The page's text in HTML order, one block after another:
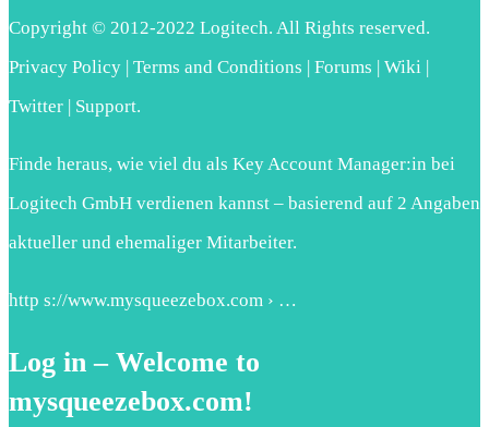
Copyright © 2012-2022 Logitech. All Rights reserved.
Privacy Policy | Terms and Conditions | Forums | Wiki |
Twitter | Support.
Finde heraus, wie viel du als Key Account Manager:in bei
Logitech GmbH verdienen kannst – basierend auf 2 Angaben
aktueller und ehemaliger Mitarbeiter.
http s://www.mysqueezebox.com › …
Log in – Welcome to
mysqueezebox.com!